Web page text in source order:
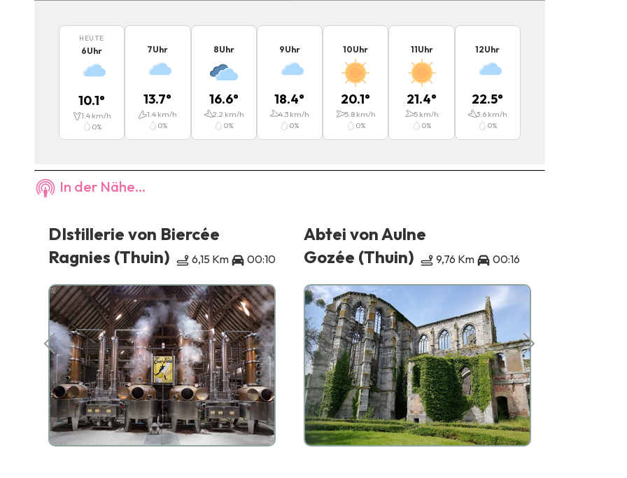
HEUTE
6Uhr
10.1°
1.4 km/h
0%
7Uhr
13.7°
1.4 km/h
0%
8Uhr
16.6°
2.2 km/h
0%
9Uhr
18.4°
4.3 km/h
0%
10Uhr
20.1°
5.8 km/h
0%
11Uhr
21.4°
5 km/h
0%
12Uhr
22.5°
3.6 km/h
0%
In der Nähe...
DIstillerie von Biercée
Ragnies (Thuin)
6,15 Km 00:10
Abtei von Aulne
Gozée (Thuin)
9,76 Km 00:16